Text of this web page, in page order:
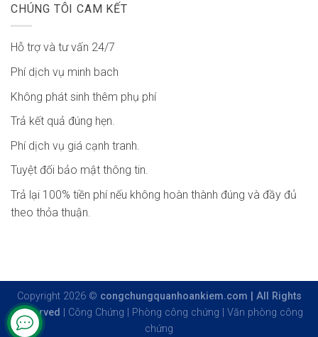
CHÚNG TÔI CAM KẾT
Hỗ trợ và tư vấn 24/7
Phí dịch vụ minh bach
Không phát sinh thêm phụ phí
Trả kết quả đúng hẹn.
Phí dịch vụ giá cạnh tranh.
Tuyệt đối bảo mật thông tin.
Trả lại 100% tiền phí nếu không hoàn thành đúng và đầy đủ
theo thỏa thuận.
Copyright 2026 © congchungquanhoankiem.com | All Rights
Reserved
Công Chứng Phòng công chứng
Văn phòng công
chứng